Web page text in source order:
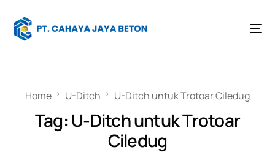
Home U-Ditch U-Ditch untuk Trotoar Ciledug
Tag: U-Ditch untuk Trotoar
Ciledug